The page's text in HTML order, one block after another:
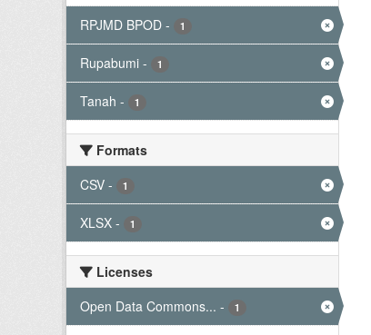
RPJMD BPOD - 1
Rupabumi - 1
Tanah - 1
Formats
CSV - 1
XLSX - 1
Licenses
Open Data Commons... - 1